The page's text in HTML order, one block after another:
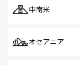
中南米
オセアニア